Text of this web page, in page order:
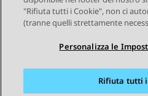
STAY CONNECTED
"Rifiuta tutti i Cookie", non ci
(tranne quelli strettamente
Personalizza le
Rifiuta tutti